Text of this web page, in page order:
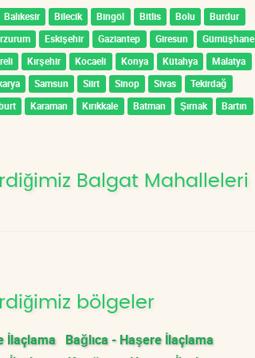
Balıkesir Bilecik Bingöl Bitlis Bolu
Burdur
Eskişehir Gaziantep Giresun
Gümüşhane
Kırşehir Kocaeli Konya Kütahya
Malatya
Samsun Siirt Sinop Sivas
Tekirdağ
Karaman Kırıkkale Batman Şırnak
Bartın
Balgat Mahalleleri
bölgeler
İlaçlama Bağlıca - Haşere İlaçlama